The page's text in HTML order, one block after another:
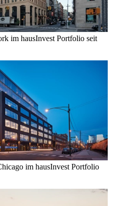
im hausInvest Portfolio seit
im hausInvest Portfolio